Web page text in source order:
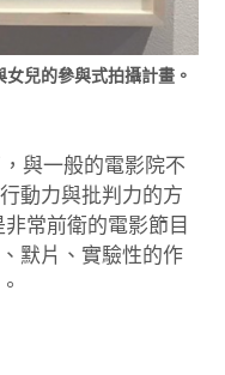
兒的參與式拍攝計畫。
與一般的電影院不
動力與批判力的方
常前衛的電影節目
默片、實驗性的作